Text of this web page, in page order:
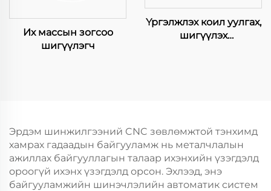
Их массын зогсоо
шигүүлэгч
Үргэлжлэх коил уулгах,
шигүүлэх
Эрдэм шинжилгээний CNC зөвлөмжтой тэнхимд
хамрах гадаадын байгууламж нь металчлалын
ажиллах байгууллагын талаар ихэнхийн үзэгдэлд
ороогүй ихэнх үзэгдэлд орсон. Эхлээд, энэ
байгууламжийн шинэчлэлийн автоматик систем